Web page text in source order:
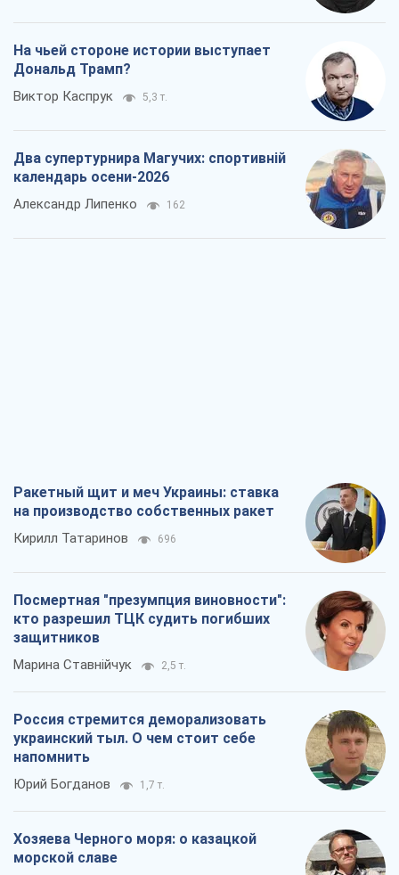
На чьей стороне истории выступает
Дональд Трамп?
Виктор Каспрук 5,3 т.
Два супертурнира Магучих: спортивній
календарь осени-2026
Александр Липенко 162
Ракетный щит и меч Украины: ставка
на производство собственных ракет
Кирилл Татаринов 696
Посмертная "презумпция виновности":
кто разрешил ТЦК судить погибших
защитников
Марина Ставнійчук 2,5 т.
Россия стремится деморализовать
украинский тыл. О чем стоит себе
напомнить
Юрий Богданов 1,7 т.
Хозяева Черного моря: о казацкой
морской славе